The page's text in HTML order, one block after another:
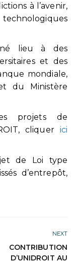
à l’avenir,
lieu à des
et des
mondiale,
du Ministère
projets de
cliquer ici
de Loi type
d’entrepôt,
NEXT
CONTRIBUTION
D’UNIDROIT AU